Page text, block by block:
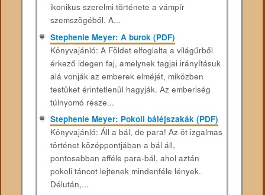
ikonikus szerelmi története a vámpír
szemszögéből. A...
Stephenie Meyer: A burok (PDF)
Könyvajánló: A Földet elfoglalta a világűrből
érkező idegen faj, amelynek tagjai irányításuk
alá vonják az emberek elméjét, miközben
testüket érintetlenül hagyják. Az emberiség
túlnyomó része...
Stephenie Meyer: Pokoli báléjszakák (PDF)
Könyvajánló: Áll a bál, de para! Az öt izgalmas
történet középpontjában a bál áll,
pontosabban afféle para-bál, ahol aztán
pokoli táncot lejtenek mindenféle lények.
Délután,...